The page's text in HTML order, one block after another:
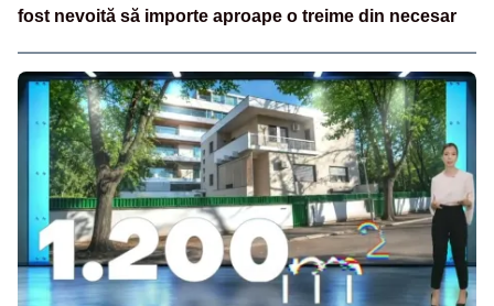
fost nevoită să importe aproape o treime din necesar